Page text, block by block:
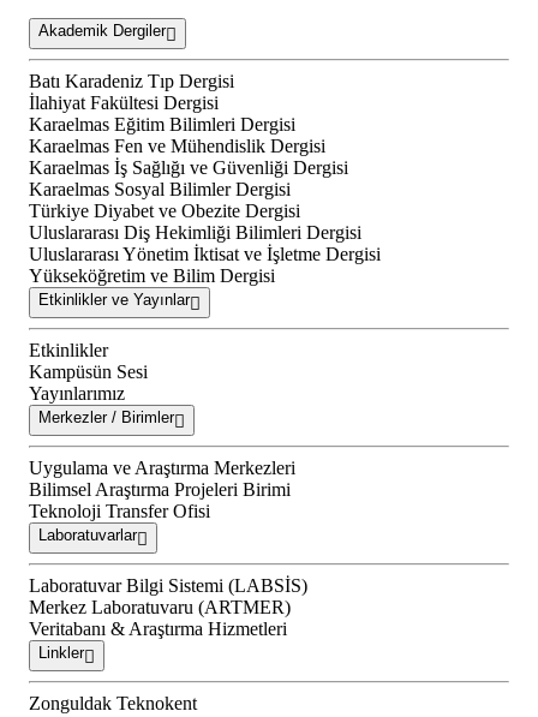
Akademik Dergiler
Batı Karadeniz Tıp Dergisi
İlahiyat Fakültesi Dergisi
Karaelmas Eğitim Bilimleri Dergisi
Karaelmas Fen ve Mühendislik Dergisi
Karaelmas İş Sağlığı ve Güvenliği Dergisi
Karaelmas Sosyal Bilimler Dergisi
Türkiye Diyabet ve Obezite Dergisi
Uluslararası Diş Hekimliği Bilimleri Dergisi
Uluslararası Yönetim İktisat ve İşletme Dergisi
Yükseköğretim ve Bilim Dergisi
Etkinlikler ve Yayınlar
Etkinlikler
Kampüsün Sesi
Yayınlarımız
Merkezler / Birimler
Uygulama ve Araştırma Merkezleri
Bilimsel Araştırma Projeleri Birimi
Teknoloji Transfer Ofisi
Laboratuvarlar
Laboratuvar Bilgi Sistemi (LABSİS)
Merkez Laboratuvaru (ARTMER)
Veritabanı & Araştırma Hizmetleri
Linkler
Zonguldak Teknokent